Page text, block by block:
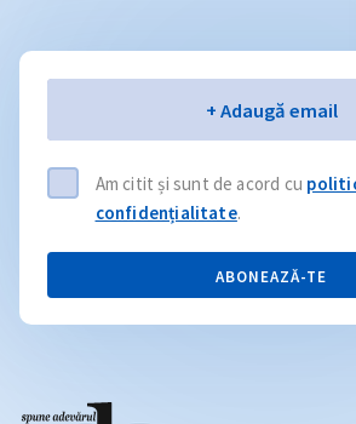
+ Adaugă email
Am citit și sunt de acord cu
confidențialitate.
ABONEAZĂ-TE